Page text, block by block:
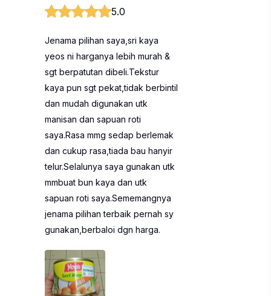
5.0
Jenama pilihan saya,sri kaya
yeos ni harganya lebih murah &
sgt berpatutan dibeli.Tekstur
kaya pun sgt pekat,tidak berbintil
dan mudah digunakan utk
manisan dan sapuan roti
saya.Rasa mmg sedap berlemak
dan cukup rasa,tiada bau hanyir
telur.Selalunya saya gunakan utk
mmbuat bun kaya dan utk
sapuan roti saya.Sememangnya
jenama pilihan terbaik pernah sy
gunakan,berbaloi dgn harga.